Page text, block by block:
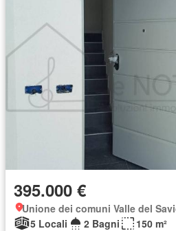
395.000 €
Unione dei comuni Valle del
5 Locali
2 Bagni 150 m²